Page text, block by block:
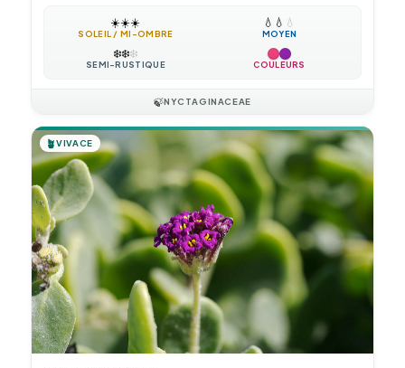
☀️☀️☀️
SOLEIL / MI-OMBRE
💧 💧 💧
MOYEN
❄️❄️❄️
SEMI-RUSTIQUE COULEURS
🍃NYCTAGINACEAE
🪴VIVACE